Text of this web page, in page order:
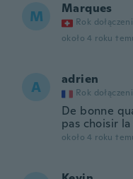
M Marques
Rok
około 4 roku
A adrien
Rok
De bonne
pas choisir
około 4 roku